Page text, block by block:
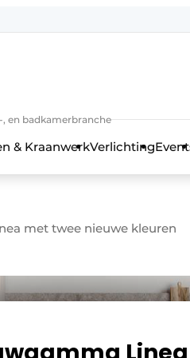
techniek in de keuken-,
en badkamerbranche
& KraanwerkVerlichting
met twee nieuwe kleuren